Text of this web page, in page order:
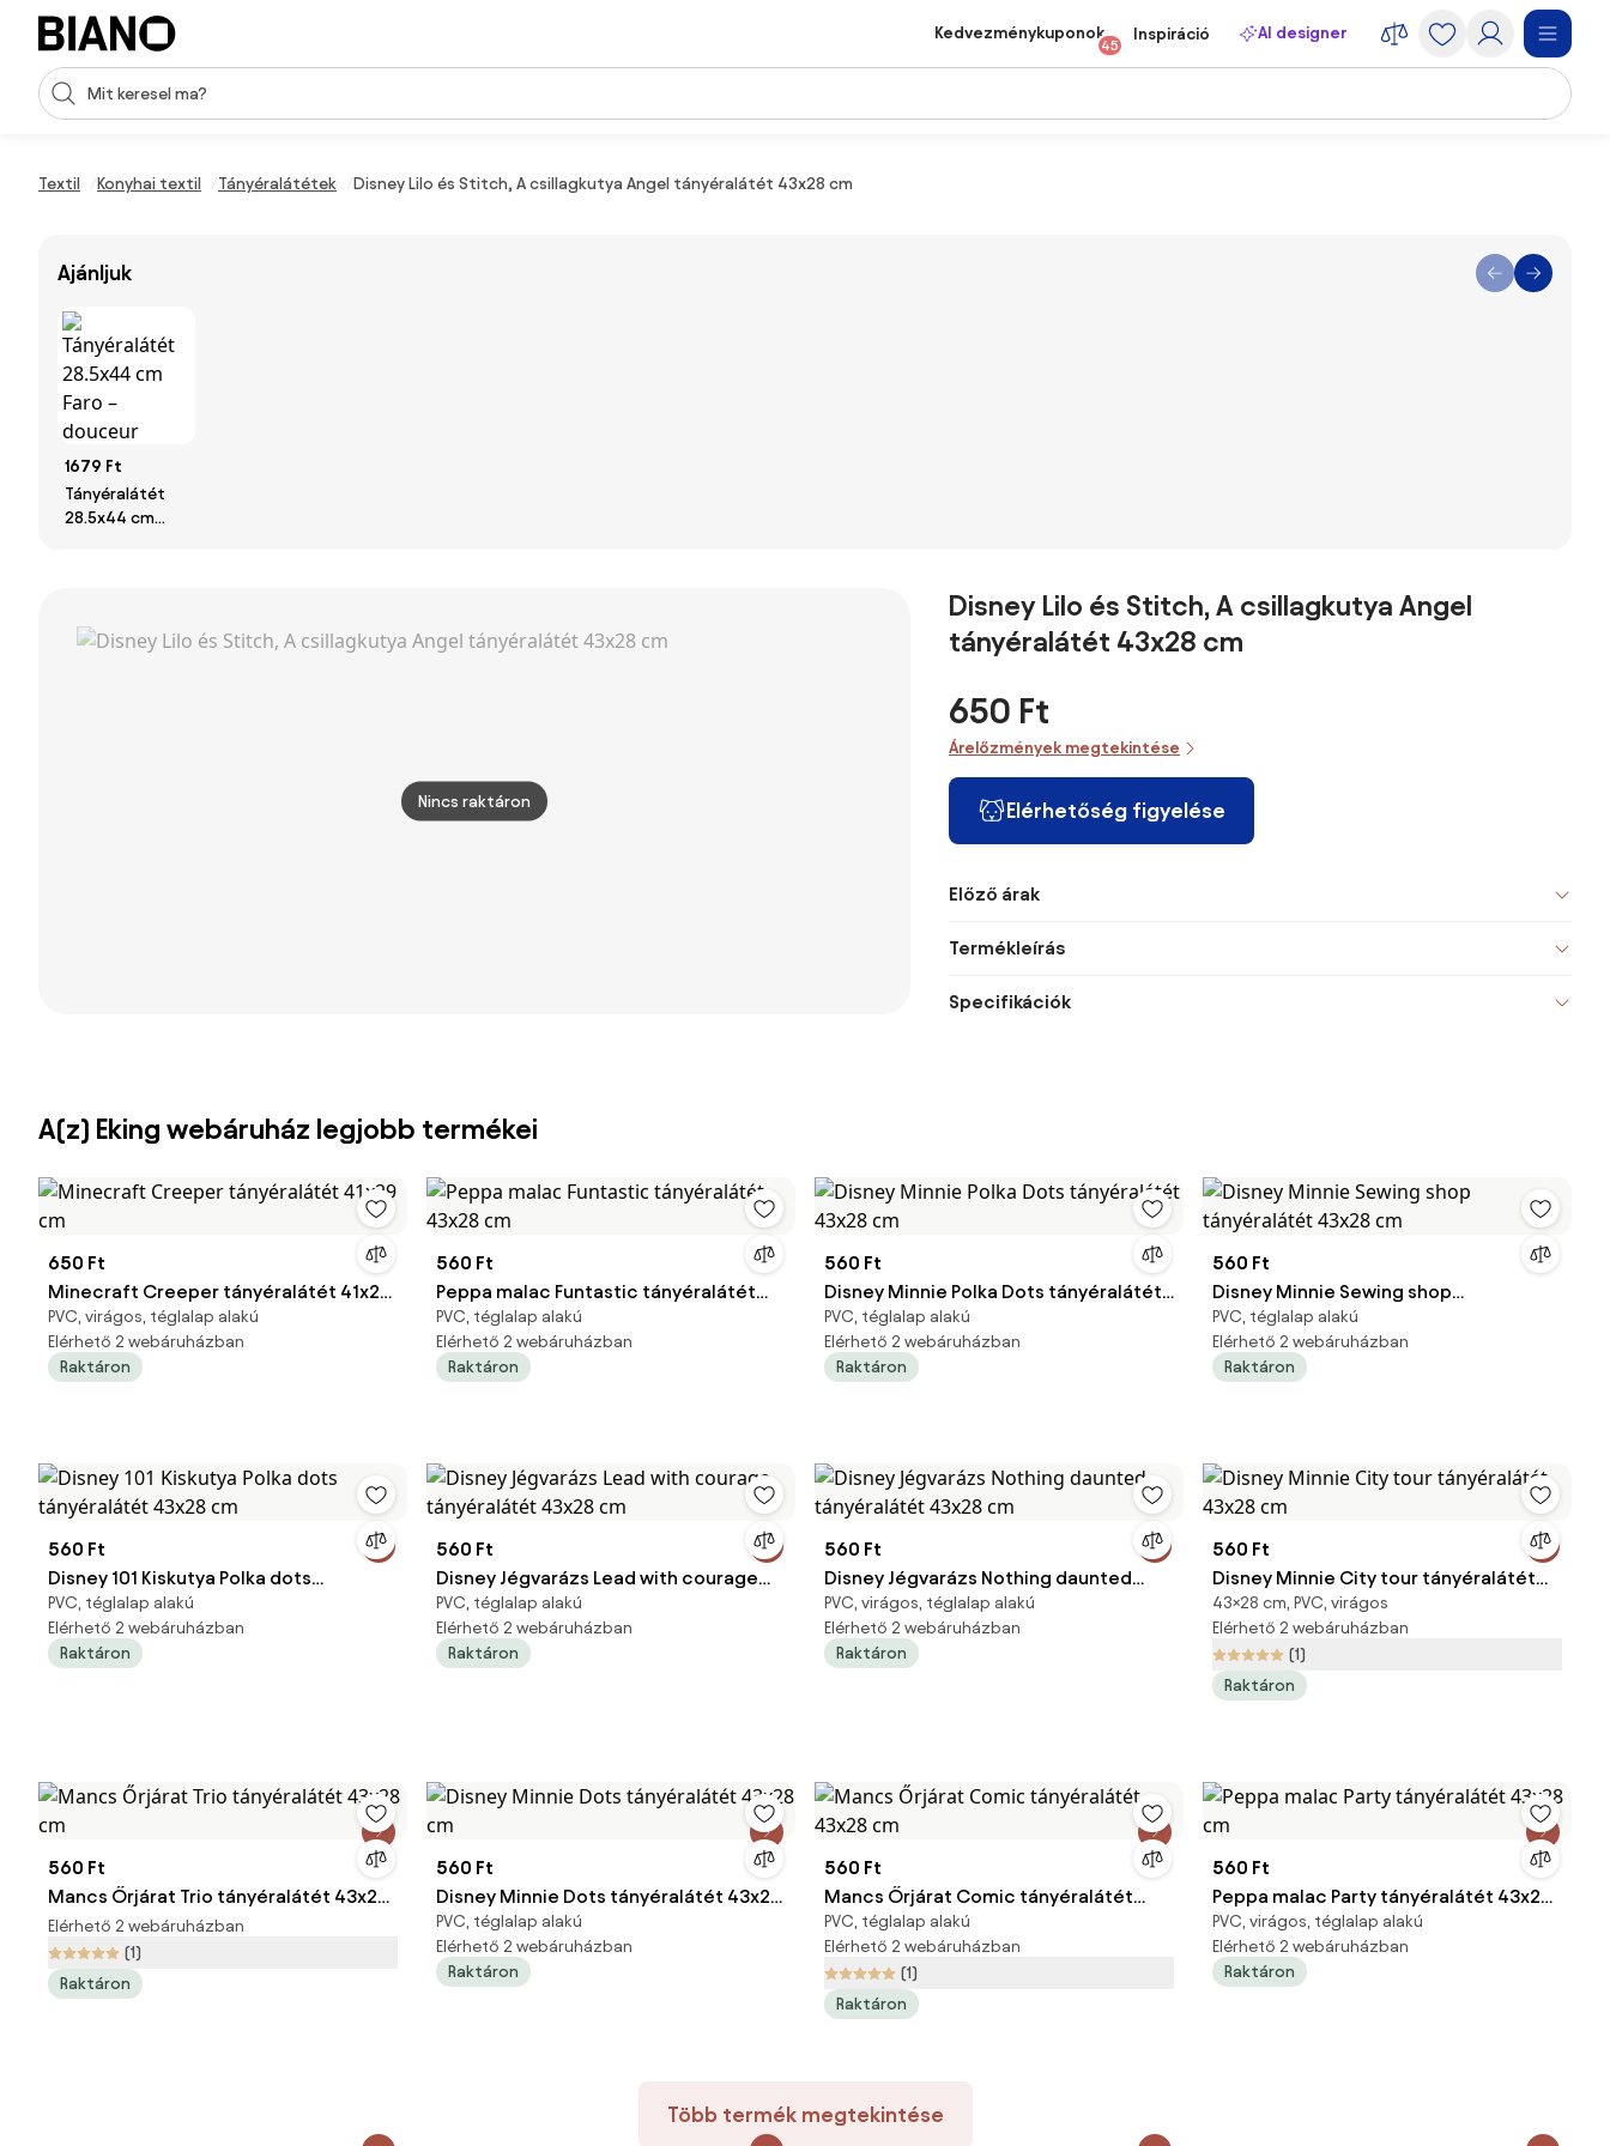
Navigáció kihagyása, ugrás a tartalomra
Keresési bevitel
Kedvezménykuponok
45
Inspiráció AI designer
Textil Konyhai textil Tányéralátétek Disney Lilo és Stitch, A csillagkutya Angel tányéralátét 43x28 cm
Ajánljuk
1679 Ft
Tányéralátét
28.5x44 cm
Nincs raktáron
Disney Lilo és Stitch, A csillagkutya Angel
tányéralátét 43x28 cm
650 Ft
Árelőzmények megtekintése
Elérhetőség figyelése
Előző árak
Termékleírás
Specifikációk
A(z) Eking webáruház legjobb termékei
650 Ft
Minecraft Creeper tányéralátét 41x29
cm
PVC, virágos, téglalap alakú
Elérhető 2 webáruházban
Raktáron
560 Ft
Peppa malac Funtastic tányéralátét
43x28 cm
PVC, téglalap alakú
Elérhető 2 webáruházban
Raktáron
560 Ft
Disney Minnie Polka Dots tányéralátét
43x28 cm
PVC, téglalap alakú
Elérhető 2 webáruházban
Raktáron
560 Ft
Disney Minnie Sewing shop
tányéralátét 43x28 cm
PVC, téglalap alakú
Elérhető 2 webáruházban
Raktáron
560 Ft
Disney 101 Kiskutya Polka dots
tányéralátét 43x28 cm
PVC, téglalap alakú
Elérhető 2 webáruházban
Raktáron
560 Ft
Disney Jégvarázs Lead with courage
tányéralátét 43x28 cm
PVC, téglalap alakú
Elérhető 2 webáruházban
Raktáron
560 Ft
Disney Jégvarázs Nothing daunted
tányéralátét 43x28 cm
PVC, virágos, téglalap alakú
Elérhető 2 webáruházban
Raktáron
560 Ft
Disney Minnie City tour tányéralátét
43x28 cm
43×28 cm, PVC, virágos
Elérhető 2 webáruházban
(1)
Raktáron
560 Ft
Mancs Őrjárat Trio tányéralátét 43x28
cm
Elérhető 2 webáruházban
(1)
Raktáron
560 Ft
Disney Minnie Dots tányéralátét 43x28
cm
PVC, téglalap alakú
Elérhető 2 webáruházban
Raktáron
560 Ft
Mancs Őrjárat Comic tányéralátét
43x28 cm
PVC, téglalap alakú
Elérhető 2 webáruházban
(1)
Raktáron
560 Ft
Peppa malac Party tányéralátét 43x28
cm
PVC, virágos, téglalap alakú
Elérhető 2 webáruházban
Raktáron
Több termék megtekintése